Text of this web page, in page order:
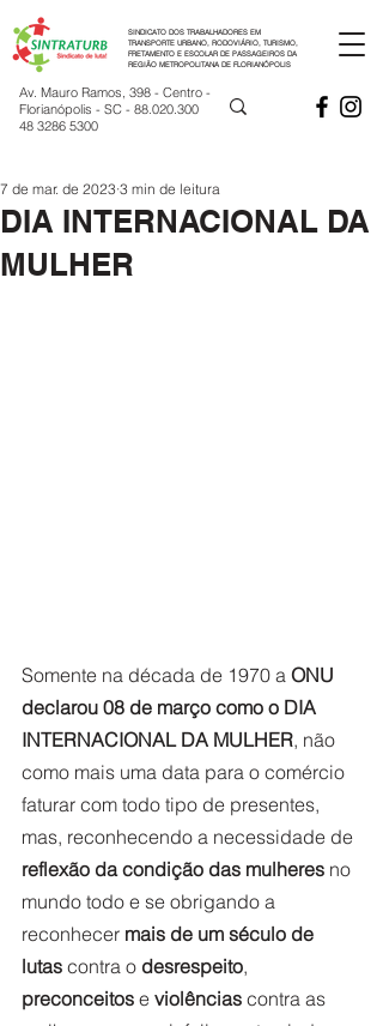
SINDICATO DOS TRABALHADORES EM
TRANSPORTE URBANO, RODOVIÁRIO, TURISMO,
FRETAMENTO E ESCOLAR DE PASSAGEIROS DA
REGIÃO METROPOLITANA DE FLORIANÓPOLIS
Av. Mauro Ramos, 398 - Centro -
Florianópolis - SC - 88.020.300
48 3286 5300
DIA INTERNACIONAL DA
MULHER
7 de mar. de 2023 3 min de leitura
Somente na década de 1970 a ONU
declarou 08 de março como o DIA
INTERNACIONAL DA MULHER, não
como mais uma data para o comércio
faturar com todo tipo de presentes,
mas, reconhecendo a necessidade de
reflexão da condição das mulheres no
mundo todo e se obrigando a
reconhecer mais de um século de
lutas contra o desrespeito,
preconceitos e violências contra as